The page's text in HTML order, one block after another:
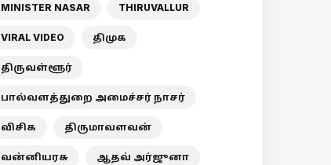
MINISTER NASAR THIRUVALLUR
VIRAL VIDEO திமுக
திருவள்ளூர்
பால்வளத்துறை அமைச்சர் நாசர்
விசிக திருமாவளவன்
வன்னியரசு ஆதவ் அர்ஜுனா